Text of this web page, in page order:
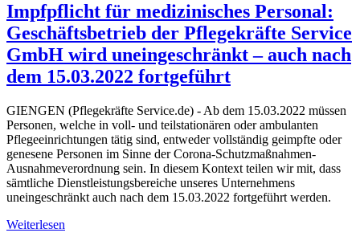
Impfpflicht für medizinisches Personal:
Geschäftsbetrieb der Pflegekräfte Service
GmbH wird uneingeschränkt – auch nach
dem 15.03.2022 fortgeführt
GIENGEN (Pflegekräfte Service.de) - Ab dem 15.03.2022 müssen
Personen, welche in voll- und teilstationären oder ambulanten
Pflegeeinrichtungen tätig sind, entweder vollständig geimpfte oder
genesene Personen im Sinne der Corona-Schutzmaßnahmen-
Ausnahmeverordnung sein. In diesem Kontext teilen wir mit, dass
sämtliche Dienstleistungsbereiche unseres Unternehmens
uneingeschränkt auch nach dem 15.03.2022 fortgeführt werden.
Weiterlesen